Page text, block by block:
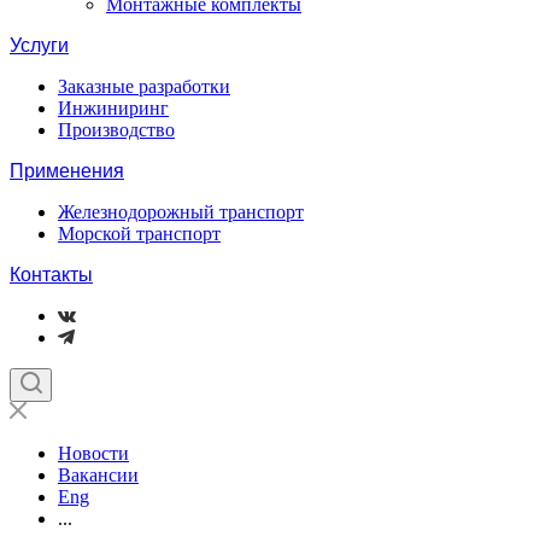
Монтажные комплекты
Услуги
Заказные разработки
Инжиниринг
Производство
Применения
Железнодорожный транспорт
Морской транспорт
Контакты
Новости
Вакансии
Eng
...